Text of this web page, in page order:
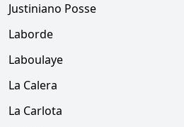
Justiniano Posse
Laborde
Laboulaye
La Calera
La Carlota